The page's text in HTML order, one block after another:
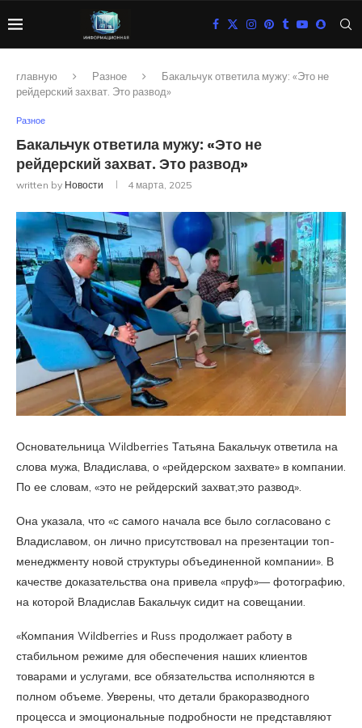
главную Разное
Бакальчук ответила мужу: «Это не
рейдерский захват. Это развод»
Разное
Бакальчук ответила мужу: «Это не
рейдерский захват. Это развод»
written by Новости 4 марта, 2025
Основательница Wildberries Татьяна Бакальчук ответила на
слова мужа, Владислава, о «рейдерском захвате» в компании.
По ее словам, «это не рейдерский захват,это развод».
Она указала, что «с самого начала все было согласовано с
Владиславом, он лично присутствовал на презентации топ-
менеджменту новой структуры объединенной компании». В
качестве доказательства она привела «пруф»— фотографию,
на которой Владислав Бакальчук сидит на совещании.
«Компания Wildberries и Russ продолжает работу в
стабильном режиме для обеспечения наших клиентов
товарами и услугами, все обязательства исполняются в
полном объеме. Уверены, что детали бракоразводного
процесса и эмоциональные подробности не представляют